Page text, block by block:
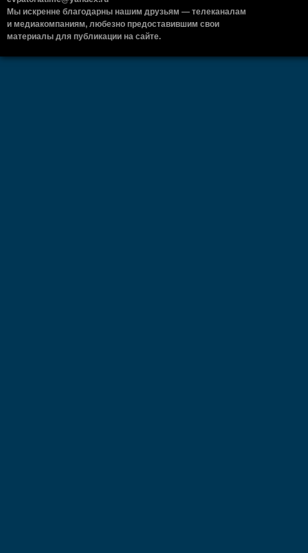
Мы искренне благодарны нашим друзьям — телеканалам
и медиакомпаниям, любезно предоставившим свои
материалы для публикации на сайте.